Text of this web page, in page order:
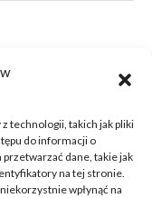
technologii, takich jak pliki
do informacji o
dane, takie jak
na tej stronie.
wpłynąć na